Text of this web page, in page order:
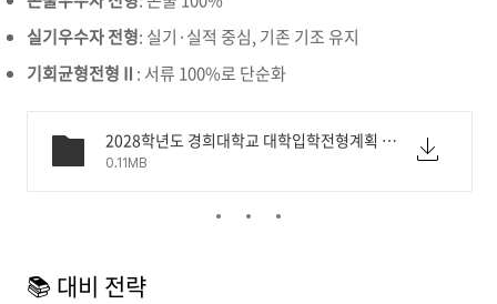
실기우수자 전형: 실기·실적 중심, 기존 기조 유지
기회균형전형Ⅱ : 서류 100%로 단순화
2028학년도 경희대학교 대학입학전형계획 주요사항_홈페이지_공지.pdf
0.11MB
📚 대비 전략